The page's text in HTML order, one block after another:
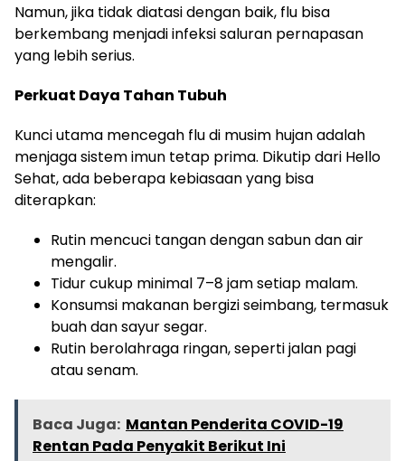
Namun, jika tidak diatasi dengan baik, flu bisa
berkembang menjadi infeksi saluran pernapasan
yang lebih serius.
Perkuat Daya Tahan Tubuh
Kunci utama mencegah flu di musim hujan adalah
menjaga sistem imun tetap prima. Dikutip dari Hello
Sehat, ada beberapa kebiasaan yang bisa
diterapkan:
Rutin mencuci tangan dengan sabun dan air
mengalir.
Tidur cukup minimal 7–8 jam setiap malam.
Konsumsi makanan bergizi seimbang, termasuk
buah dan sayur segar.
Rutin berolahraga ringan, seperti jalan pagi
atau senam.
Baca Juga: Mantan Penderita COVID-19
Rentan Pada Penyakit Berikut Ini